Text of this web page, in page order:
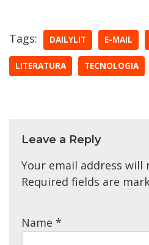
Tags: DAILYLIT E-MAIL
LITERATURA TECNOLOGIA
Leave a Reply
Your email address will
Required fields are
Name *